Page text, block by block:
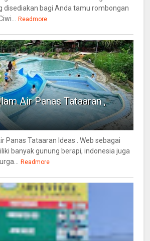
disediakan bagi Anda tamu rombongan
Readmore
Air Panas Tataaran ,
Panas Tataaran Ideas . Web sebagai
banyak gunung berapi, indonesia juga
Readmore